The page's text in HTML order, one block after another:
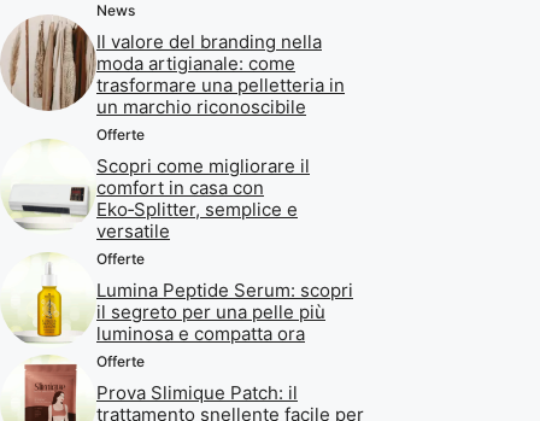
News
Il valore del branding nella
moda artigianale: come
trasformare una pelletteria in
un marchio riconoscibile
Offerte
Scopri come migliorare il
comfort in casa con
Eko‑Splitter, semplice e
versatile
Offerte
Lumina Peptide Serum: scopri
il segreto per una pelle più
luminosa e compatta ora
Offerte
Prova Slimique Patch: il
trattamento snellente facile per